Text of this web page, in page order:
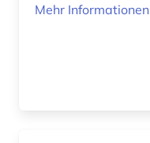
Mehr Informationen